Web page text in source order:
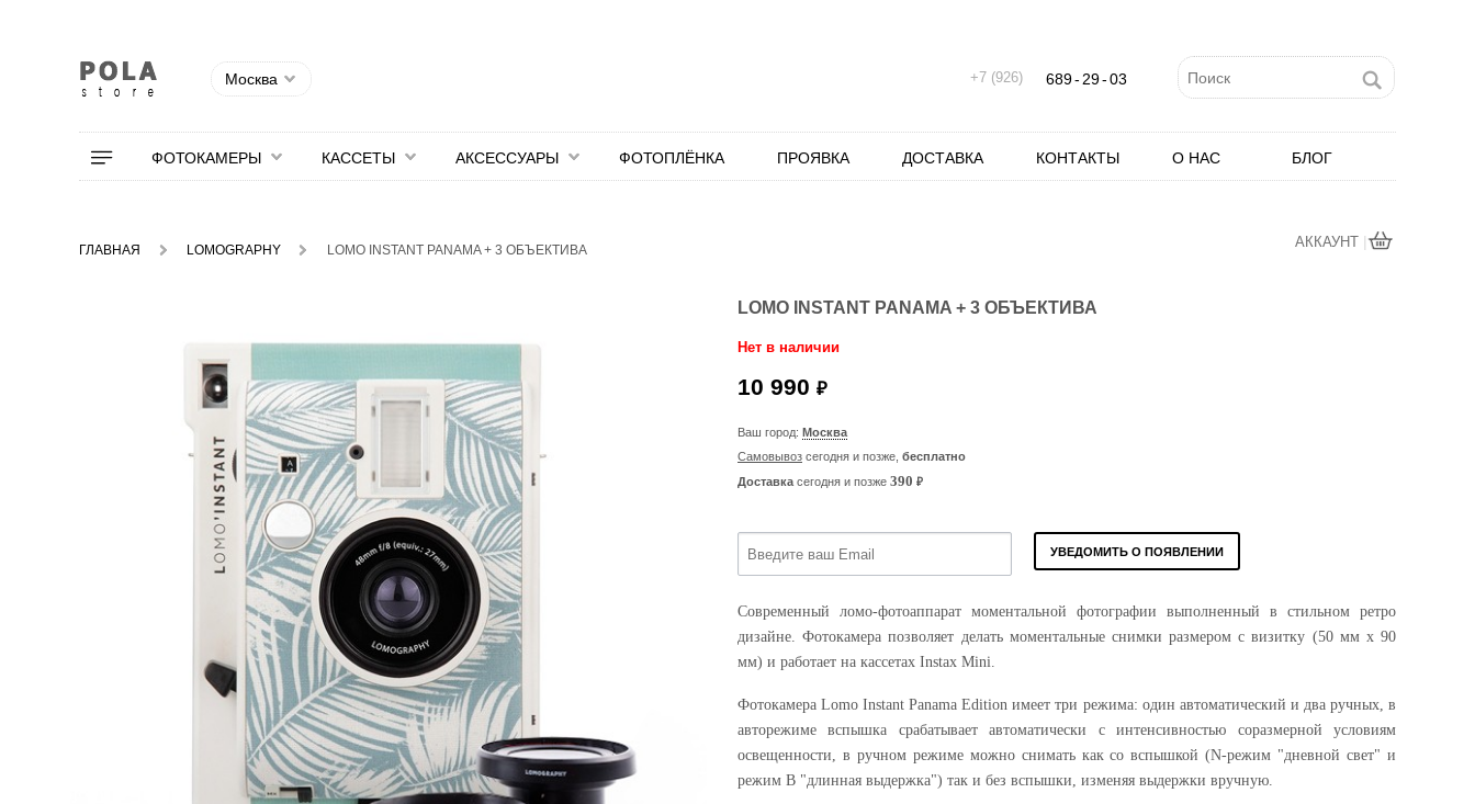
АККАУНТ |
Москва
ФОТОКАМЕРЫ КАССЕТЫ АКСЕССУАРЫ ФОТОПЛЁНКА ПРОЯВКА ДОСТАВКА КОНТАКТЫ О НАС БЛОГ
+7 (926) 689- 29-03
ГЛАВНАЯ LOMOGRAPHY LOMO INSTANT PANAMA + 3 ОБЪЕКТИВА
LOMO INSTANT PANAMA + 3 ОБЪЕКТИВА
Нет в наличии
10 990 ₽
Ваш город: Москва
Самовывоз сегодня и позже, бесплатно
Доставка сегодня и позже 390 ₽
УВЕДОМИТЬ О ПОЯВЛЕНИИ
Cовременный ломо-фотоаппарат моментальной фотографии выполненный в стильном ретро
дизайне. Фотокамера позволяет делать моментальные снимки размером с визитку (50 мм х 90
мм) и работает на кассетах Instax Mini.
Фотокамера Lomo Instant Panama Edition имеет три режима: один автоматический и два ручных, в
авторежиме вспышка срабатывает автоматически с интенсивностью соразмерной условиям
освещенности, в ручном режиме можно снимать как со вспышкой (N-режим "дневной свет" и
режим B "длинная выдержка") так и без вспышки, изменяя выдержки вручную.